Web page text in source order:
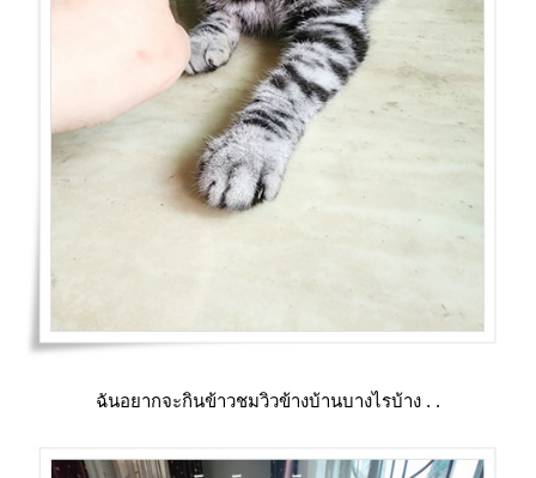
ฉันอยากจะกินข้าวชมวิวข้างบ้านบางไรบ้าง . .